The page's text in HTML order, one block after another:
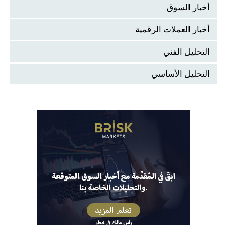
أخبار السوق
أخبار العملات الرقمية
التحليل الفني
التحليل الأساسي